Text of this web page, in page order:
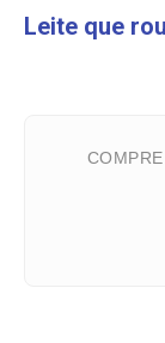
Leite que